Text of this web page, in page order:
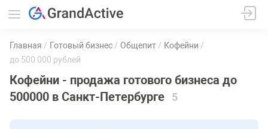
Главная Готовый бизнес Общепит
Кофейни
до 500 000 рублей
Кофейни - продажа готового бизнеса до
500000 в Санкт-Петербурге
5